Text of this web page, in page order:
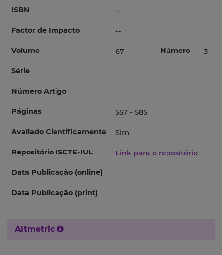
ISBN
--
Factor de Impacto --
Volume 67 Número 3
Série
Número Artigo
Páginas 557 - 585
Avaliado Cientificamente Sim
Repositório ISCTE-IUL Link para o repositório
Data Publicação (online)
Data Publicação (print)
Altmetric